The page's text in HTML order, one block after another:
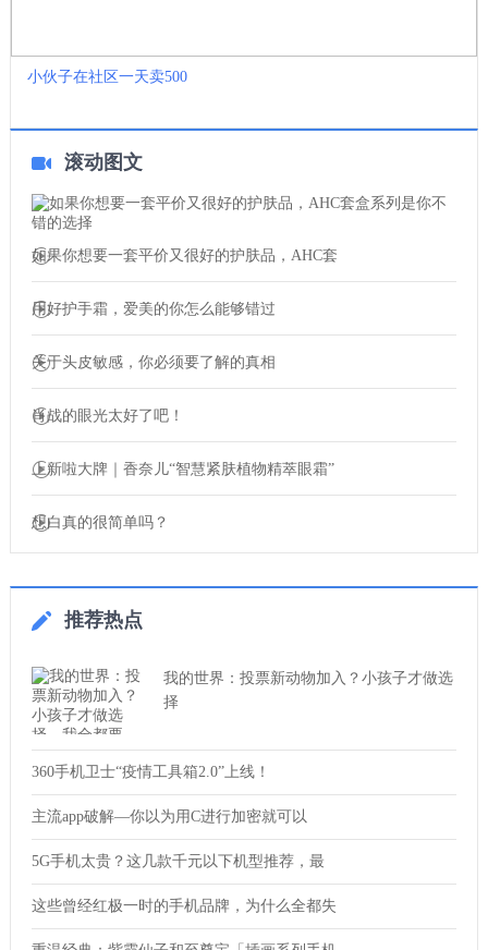
小伙子在社区一天卖500
滚动图文
如果你想要一套平价又很好的护肤品，AHC套
用好护手霜，爱美的你怎么能够错过
关于头皮敏感，你必须要了解的真相
肖战的眼光太好了吧！
上新啦大牌｜香奈儿“智慧紧肤植物精萃眼霜”
想白真的很简单吗？
推荐热点
我的世界：投票新动物加入？小孩子才做选
择
360手机卫士“疫情工具箱2.0”上线！
主流app破解—你以为用C进行加密就可以
5G手机太贵？这几款千元以下机型推荐，最
这些曾经红极一时的手机品牌，为什么全都失